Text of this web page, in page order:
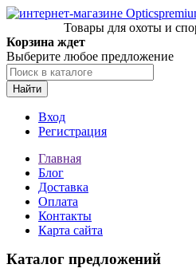
Товары для охоты и
Корзина ждет
Выберите любое предложение
Найти
Вход
Регистрация
Главная
Блог
Доставка
Оплата
Контакты
Карта сайта
Каталог предложений